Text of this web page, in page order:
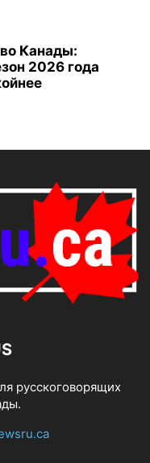
Канады:
2026 года
русскоговорящих